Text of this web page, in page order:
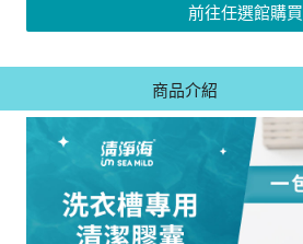
前往任選館購買
商品介紹